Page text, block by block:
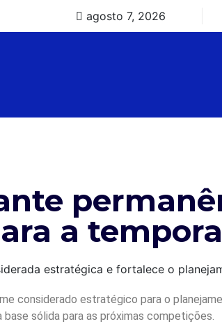
agosto 7, 2026
a
considerado estratégico para o
sólida para as próximas competições.